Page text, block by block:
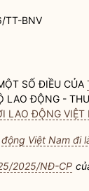
TT-BNV
SỐ ĐIỀU CỦA
LAO ĐỘNG -
LAO ĐỘNG
Việt Nam đi
2025/NĐ-CP